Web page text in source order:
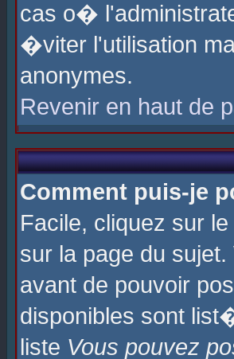
cas o�
�viter l'utilisation
anonymes.
Revenir en haut de
Comment puis-je
Facile, cliquez sur
sur la page du
avant de pouvoir
disponibles sont
liste Vous pouvez